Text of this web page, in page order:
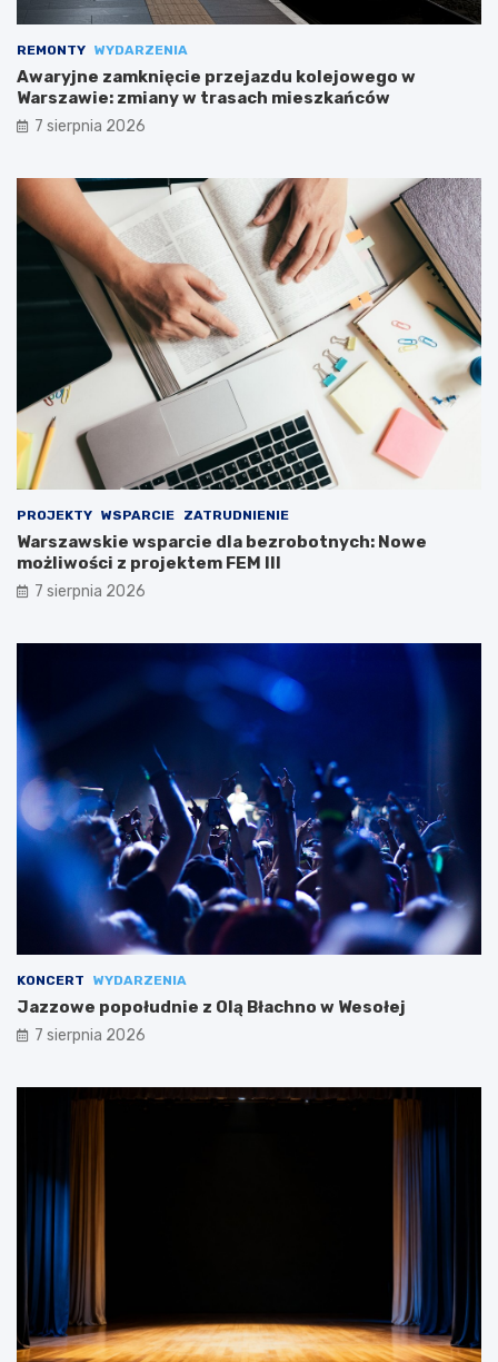
REMONTY WYDARZENIA
Awaryjne zamknięcie przejazdu kolejowego w
Warszawie: zmiany w trasach mieszkańców
7 sierpnia 2026
PROJEKTY WSPARCIE ZATRUDNIENIE
Warszawskie wsparcie dla bezrobotnych: Nowe
możliwości z projektem FEM III
7 sierpnia 2026
KONCERT WYDARZENIA
Jazzowe popołudnie z Olą Błachno w Wesołej
7 sierpnia 2026